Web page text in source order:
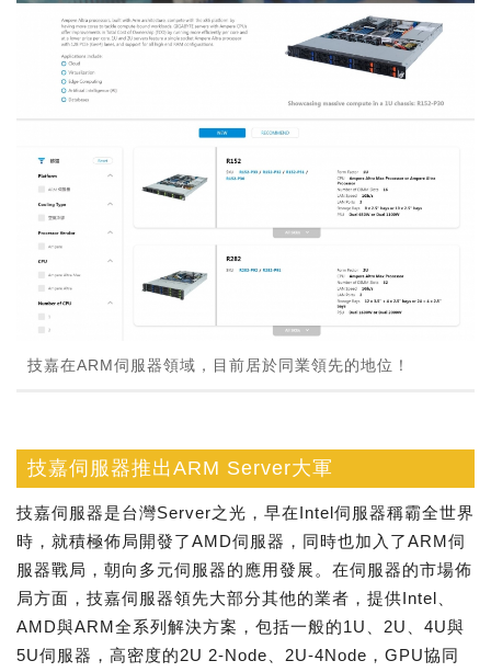
技嘉在ARM伺服器領域，目前居於同業領先的地位！
技嘉伺服器推出ARM Server大軍
技嘉伺服器是台灣Server之光，早在Intel伺服器稱霸全世界
時，就積極佈局開發了AMD伺服器，同時也加入了ARM伺
服器戰局，朝向多元伺服器的應用發展。在伺服器的市場佈
局方面，技嘉伺服器領先大部分其他的業者，提供Intel、
AMD與ARM全系列解決方案，包括一般的1U、2U、4U與
5U伺服器，高密度的2U 2-Node、2U-4Node，GPU協同